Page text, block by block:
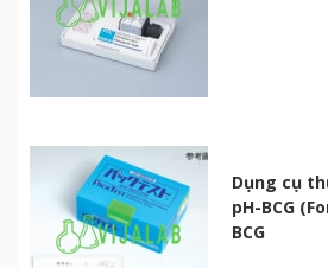
Dụng cụ
pH-BCG
BCG